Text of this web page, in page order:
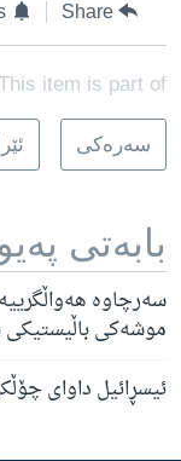
Share
item is part of
سه‌ره‌کی
بابه‌تی
سەرچاوە
موشەکی باڵیستیکی
ئیسڕائیل داوای